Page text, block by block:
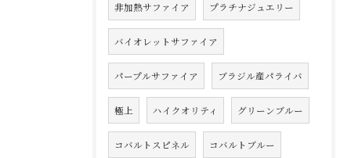
非加熱サファイア プラチナジュエリー
バイオレットサファイア
パープルサファイア ブラジル産パライバ
極上 ハイクオリティ グリーンブルー
コバルトスピネル コバルトブルー